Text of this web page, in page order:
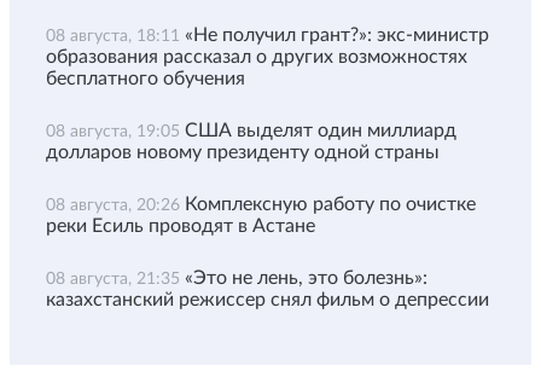
08 августа, 18:11 «Не получил грант?»: экс-министр
образования рассказал о других возможностях
бесплатного обучения
08 августа, 19:05 США выделят один миллиард
долларов новому президенту одной страны
08 августа, 20:26 Комплексную работу по очистке
реки Есиль проводят в Астане
08 августа, 21:35 «Это не лень, это болезнь»:
казахстанский режиссер снял фильм о депрессии